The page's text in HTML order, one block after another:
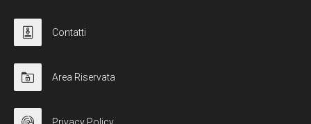
Contatti
Area Riservata